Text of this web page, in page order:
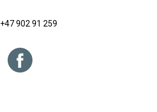
+47 902 91 259